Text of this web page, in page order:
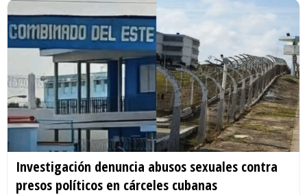
Investigación denuncia abusos sexuales contra
presos políticos en cárceles cubanas